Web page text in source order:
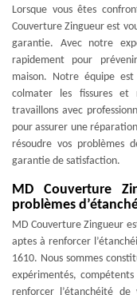
Lorsque vous êtes
Couverture Zingueur est
garantie. Avec notre
rapidement pour
maison. Notre équipe
colmater les fissures et
travaillons avec
pour assurer une
résoudre vos
garantie de satisfaction.
MD Couverture
problèmes
MD Couverture Zingueur
aptes à renforcer
1610. Nous sommes
expérimentés,
renforcer l’étanchéité